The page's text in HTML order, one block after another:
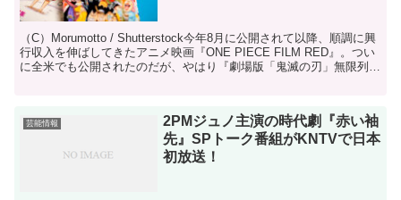
（C）Morumotto / Shutterstock今年8月に公開されて以降、順調に興
行収入を伸ばしてきたアニメ映画『ONE PIECE FILM RED』。つい
に全米でも公開されたのだが、やはり『劇場版「鬼滅の刃」無限列車
芸能情報
2PMジュノ主演の時代劇『赤い袖
先』SPトーク番組がKNTVで日本
初放送！